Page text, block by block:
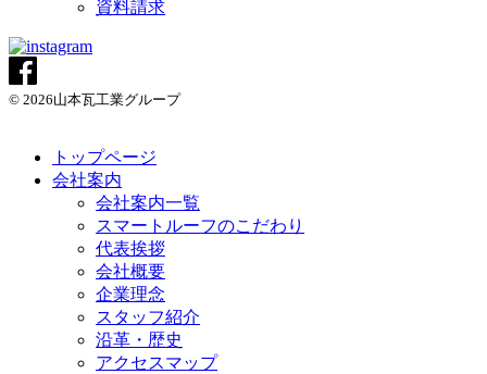
資料請求
© 2026山本瓦工業グループ
トップページ
会社案内
会社案内一覧
スマートルーフのこだわり
代表挨拶
会社概要
企業理念
スタッフ紹介
沿革・歴史
アクセスマップ